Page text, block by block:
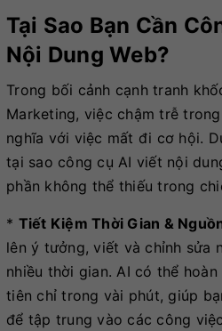
Tại Sao Bạn Cần
Nội Dung Web?
Trong bối cảnh cạnh tranh
Marketing, việc chậm trễ
nghĩa với việc mất đi cơ hội.
tại sao công cụ AI viết nội
phần không thể thiếu trong
* Tiết Kiệm Thời Gian &
lên ý tưởng, viết và chỉnh sửa
nhiều thời gian. AI có thể
tiên chỉ trong vài phút, giúp
để tập trung vào các công